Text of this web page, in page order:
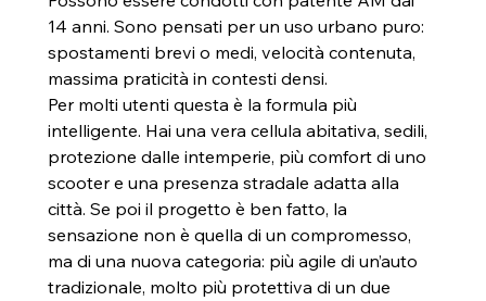
14 anni. Sono pensati per un uso urbano puro:
spostamenti brevi o medi, velocità contenuta,
massima praticità in contesti densi.
Per molti utenti questa è la formula più
intelligente. Hai una vera cellula abitativa, sedili,
protezione dalle intemperie, più comfort di uno
scooter e una presenza stradale adatta alla
città. Se poi il progetto è ben fatto, la
sensazione non è quella di un compromesso,
ma di una nuova categoria: più agile di un’auto
tradizionale, molto più protettiva di un due